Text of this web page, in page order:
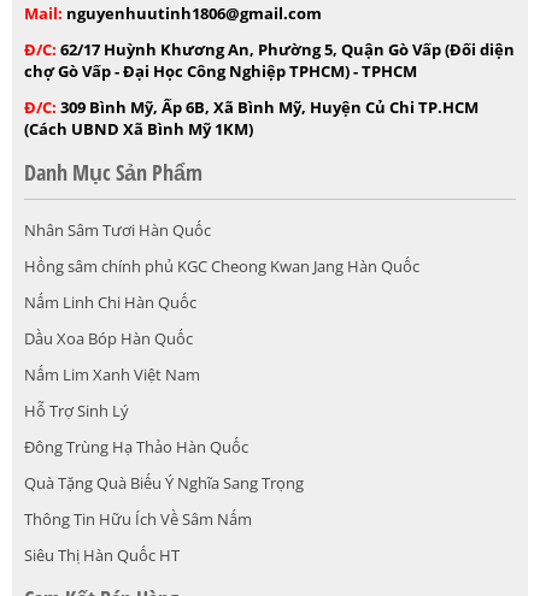
Mail: nguyenhuutinh1806@gmail.com
Đ/C: 62/17 Huỳnh Khương An, Phường 5, Quận Gò Vấp (Đối diện
chợ Gò Vấp - Đại Học Công Nghiệp TPHCM) - TPHCM
Đ/C: 309 Bình Mỹ, Ấp 6B, Xã Bình Mỹ, Huyện Củ Chi TP.HCM
(Cách UBND Xã Bình Mỹ 1KM)
Danh Mục Sản Phẩm
Nhân Sâm Tươi Hàn Quốc
Hồng sâm chính phủ KGC Cheong Kwan Jang Hàn Quốc
Nấm Linh Chi Hàn Quốc
Dầu Xoa Bóp Hàn Quốc
Nấm Lim Xanh Việt Nam
Hỗ Trợ Sinh Lý
Đông Trùng Hạ Thảo Hàn Quốc
Quà Tặng Quà Biếu Ý Nghĩa Sang Trọng
Thông Tin Hữu Ích Về Sâm Nấm
Siêu Thị Hàn Quốc HT